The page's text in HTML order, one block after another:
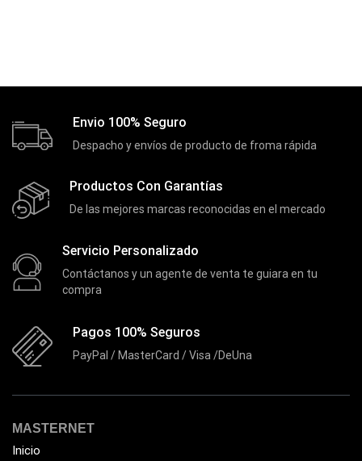
Envio 100% Seguro
Despacho y envíos de producto de froma rápida
Productos Con Garantías
De las mejores marcas reconocidas en el mercado
Servicio Personalizado
Contáctanos y un agente de venta te guiara en tu
compra
Pagos 100% Seguros
PayPal / MasterCard / Visa /DeUna
MASTERNET
Inicio